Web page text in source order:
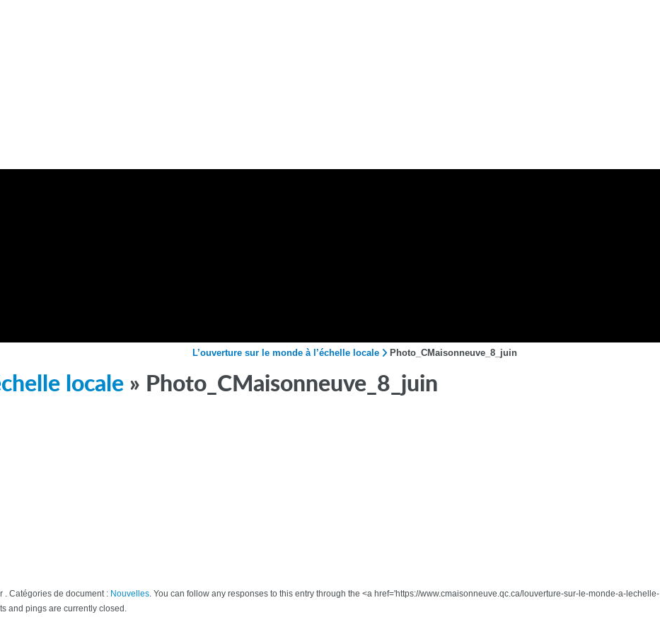
L’ouverture sur le monde à l’échelle locale Photo_CMaisonneuve_8_juin
locale » Photo_CMaisonneuve_8_juin
. Catégories de document : Nouvelles. You can follow any responses to this entry through the <a href='https://www.cmaisonneuve.qc.ca/louverture-sur-le-monde-a-lechelle-
and pings are currently closed.